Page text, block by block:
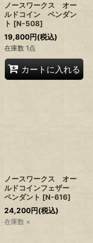
ノースワークス オー
ルドコイン ペンダン
ト [N-508]
19,800円(税込)
在庫数 1点
カートに入れる
ノースワークス オー
ルドコインフェザー
ペンダント [N-616]
24,200円(税込)
在庫数 ×